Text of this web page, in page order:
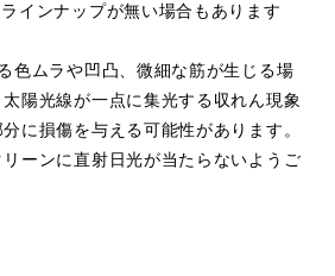
インナップが無い場合もあります
色ムラや凹凸、微細な筋が生じる場
陽光線が一点に集光する収れん現象
に損傷を与える可能性があります。
ーンに直射日光が当たらないようご